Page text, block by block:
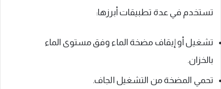
تستخدم في عدة تطبيقات أبرزها:
تشغيل أو إيقاف مضخة الماء وفق مستوى الماء
بالخزان.
تحمي المضخة من التشغيل الجاف.